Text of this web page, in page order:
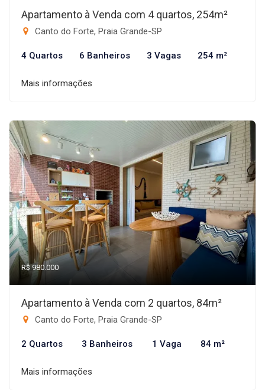
Apartamento à Venda com 4 quartos, 254m²
Canto do Forte, Praia Grande-SP
4 Quartos 6 Banheiros 3 Vagas 254 m²
Mais informações
R$ 980.000
Apartamento à Venda com 2 quartos, 84m²
Canto do Forte, Praia Grande-SP
2 Quartos 3 Banheiros 1 Vaga 84 m²
Mais informações